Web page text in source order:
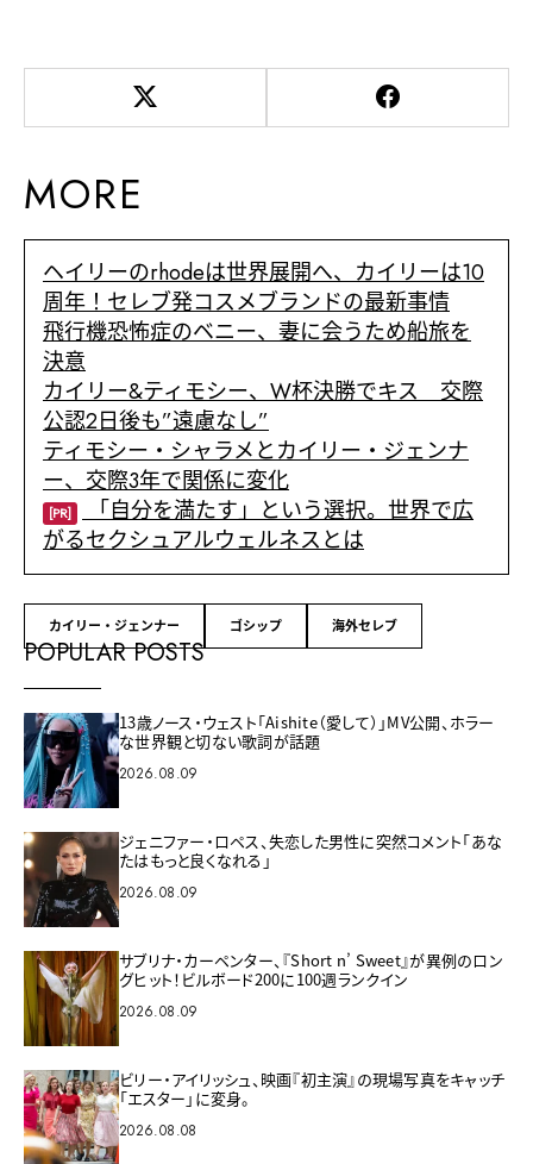
MORE
ヘイリーのrhodeは世界展開へ、カイリーは10
周年！セレブ発コスメブランドの最新事情
飛行機恐怖症のベニー、妻に会うため船旅を
決意
カイリー&ティモシー、W杯決勝でキス 交際
公認2日後も”遠慮なし”
ティモシー・シャラメとカイリー・ジェンナ
ー、交際3年で関係に変化
[PR] 「自分を満たす」という選択。世界で広
がるセクシュアルウェルネスとは
カイリー・ジェンナー ゴシップ 海外セレブ
POPULAR POSTS
13歳ノース・ウェスト「Aishite（愛して）」MV公開、ホラー
な世界観と切ない歌詞が話題
2026.08.09
ジェニファー・ロペス、失恋した男性に突然コメント「あな
たはもっと良くなれる」
2026.08.09
サブリナ・カーペンター、『Short n’ Sweet』が異例のロン
グヒット！ビルボード200に100週ランクイン
2026.08.09
ビリー・アイリッシュ、映画『初主演』の現場写真をキャッチ
「エスター」に変身。
2026.08.08